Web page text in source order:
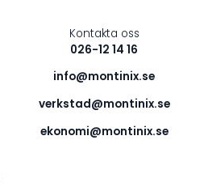
Kontakta oss
026-12 14 16
info@montinix.se
verkstad@montinix.se
ekonomi@montinix.se